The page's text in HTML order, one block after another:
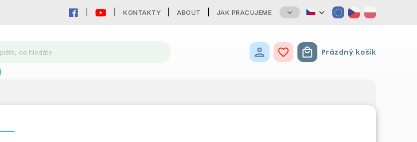
KONTAKTY ABOUT JAK PRACUJEME
Nákupní košík
Prázdný košík